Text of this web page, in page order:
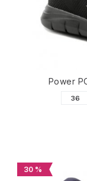
Power
36
30 %